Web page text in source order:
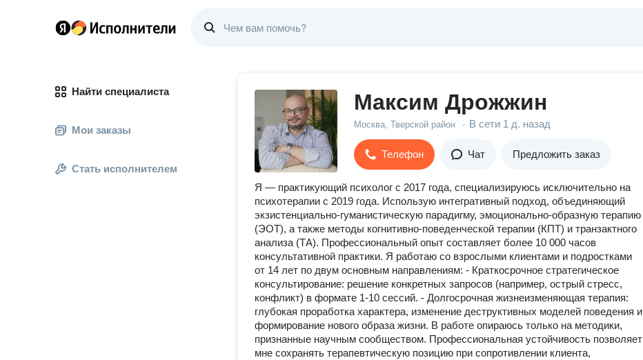
Найти специалиста
Мои заказы
Стать исполнителем
Максим Дрожжин
Москва, Тверской район · В сети 1 д. назад
Телефон Чат Предложить заказ
Я — практикующий психолог с 2017 года, специализируюсь исключительно на
психотерапии с 2019 года. Использую интегративный подход, объединяющий
экзистенциально-гуманистическую парадигму, эмоционально-образную терапию
(ЭОТ), а также методы когнитивно-поведенческой терапии (КПТ) и транзактного
анализа (ТА). Профессиональный опыт составляет более 10 000 часов
консультативной практики. Я работаю со взрослыми клиентами и подростками
от 14 лет по двум основным направлениям: - Краткосрочное стратегическое
консультирование: решение конкретных запросов (например, острый стресс,
конфликт) в формате 1-10 сессий. - Долгосрочная жизнеизменяющая терапия:
глубокая проработка характера, изменение деструктивных моделей поведения и
формирование нового образа жизни. В работе опираюсь только на методики,
признанные научным сообществом. Профессиональная устойчивость позволяет
мне сохранять терапевтическую позицию при сопротивлении клиента,